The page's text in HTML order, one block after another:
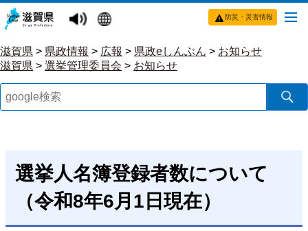
防災・災害情報
滋賀県 > 県政情報 > 広報 > 県政eしんぶん > お知らせ
滋賀県 > 選挙管理委員会 > お知らせ
選挙人名簿登録者数について
（令和8年6月1日現在）